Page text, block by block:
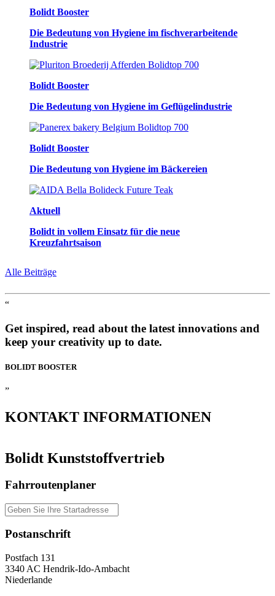
Bolidt Booster
Die Bedeutung von Hygiene im fischverarbeitende
Industrie
Bolidt Booster
Die Bedeutung von Hygiene im Geflügelindustrie
Bolidt Booster
Die Bedeutung von Hygiene im Bäckereien
Aktuell
Bolidt in vollem Einsatz für die neue
Kreuzfahrtsaison
Alle Beiträge
“
Get inspired, read about the latest innovations and
keep your creativity up to date.
BOLIDT BOOSTER
”
KONTAKT INFORMATIONEN
Bolidt Kunststoffvertrieb
Fahrroutenplaner
Postanschrift
Postfach 131
3340 AC Hendrik-Ido-Ambacht
Niederlande